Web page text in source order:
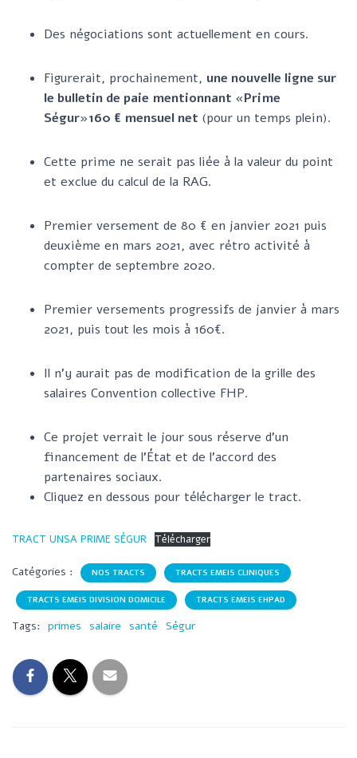
Des négociations sont actuellement en cours.
Figurerait, prochainement, une nouvelle ligne sur
le bulletin de paie mentionnant «Prime
Ségur»160 € mensuel net (pour un temps plein).
Cette prime ne serait pas liée à la valeur du point
et exclue du calcul de la RAG.
Premier versement de 80 € en janvier 2021 puis
deuxième en mars 2021, avec rétro activité à
compter de septembre 2020.
Premier versements progressifs de janvier à mars
2021, puis tout les mois à 160€.
Il n’y aurait pas de modification de la grille des
salaires Convention collective FHP.
Ce projet verrait le jour sous réserve d’un
financement de l’État et de l’accord des
partenaires sociaux.
Cliquez en dessous pour télécharger le tract.
TRACT UNSA PRIME SÉGUR Télécharger
Catégories : NOS TRACTS TRACTS EMEIS CLINIQUES
TRACTS EMEIS DIVISION DOMICILE TRACTS EMEIS EHPAD
Tags: primes salaire santé Ségur